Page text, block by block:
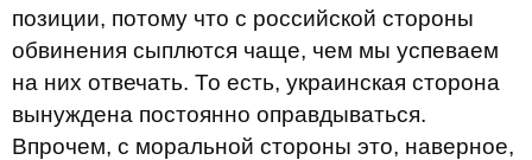
позиции, потому что с российской стороны
обвинения сыплются чаще, чем мы успеваем
на них отвечать. То есть, украинская сторона
вынуждена постоянно оправдываться.
Впрочем, с моральной стороны это, наверное,